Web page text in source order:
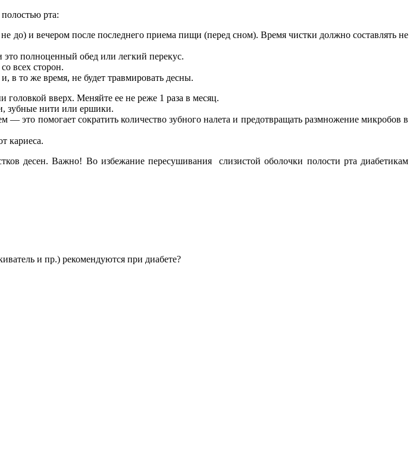
рта:
до) и вечером после последнего приема пищи (перед сном). Время чистки должно составлять не
полноценный обед или легкий перекус.
всех сторон.
в то же время, не будет травмировать десны.
вверх. Меняйте ее не реже 1 раза в месяц.
зубные нити или ершики.
помогает сократить количество зубного налета и предотвращать размножение микробов в
кариеса.
десен. Важно! Во избежание пересушивания слизистой оболочки полости рта диабетикам
и пр.) рекомендуются при диабете?